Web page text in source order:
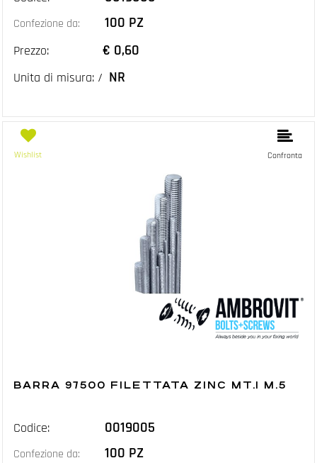
Confezione da: 100 PZ
Prezzo: € 0,60
Unita di misura: / NR
Wishlist Confronta
BARRA 97500 FILETTATA ZINC MT.1 M.5
Codice: 0019005
Confezione da: 100 PZ